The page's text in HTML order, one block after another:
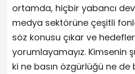
ortamda, hiçbir yabancı
medya sektörüne çeşitli
söz konusu çıkar ve
yorumlayamayız. Kimsenin
ki ne basın özgürlüğü ne de